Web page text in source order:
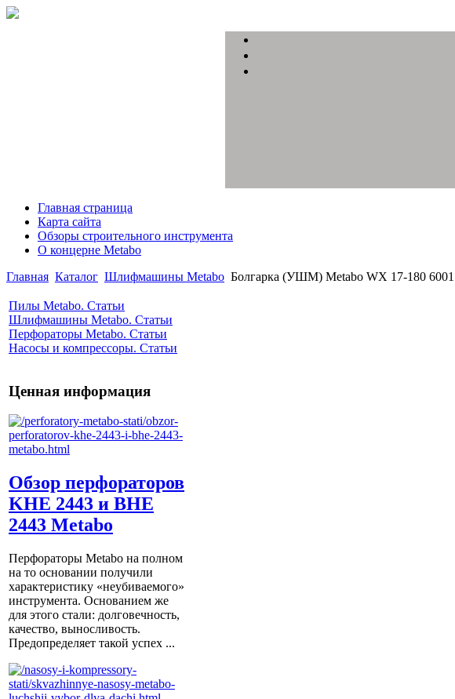
Главная страница
Карта сайта
Обзоры строительного инструмента
О концерне Metabo
Главная Каталог Шлифмашины Metabo Болгарка (УШМ) Metabo WX 17-180
Пилы Metabo. Статьи
Шлифмашины Metabo. Статьи
Перфораторы Metabo. Статьи
Насосы и компрессоры. Статьи
Ценная информация
Обзор перфораторов
KHE 2443 и BHE
2443 Metabo
Перфораторы Metabo на полном
на то основании получили
характеристику «неубиваемого»
инструмента. Основанием же
для этого стали: долговечность,
качество, выносливость.
Предопределяет такой успех ...